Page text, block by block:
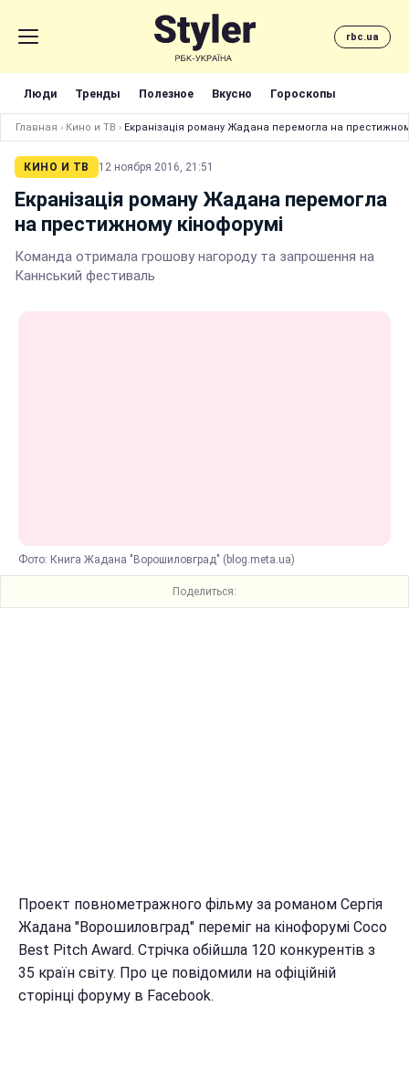
rbc.ua
Люди Тренды Полезное Вкусно Гороскопы
Главная › Кино и ТВ › Екранізація роману Жадана перемогла на
КИНО И ТВ 12 ноября 2016, 21:51
Екранізація роману Жадана перемогла
на престижному кінофорумі
Команда отримала грошову нагороду та запрошення на
Каннський фестиваль
Фото: Книга Жадана "Ворошиловград" (blog.meta.ua)
Поделиться:
Проект повнометражного фільму за романом Сергія
Жадана "Ворошиловград" переміг на кінофорумі Coco
Best Pitch Award. Стрічка обійшла 120 конкурентів з
35 країн світу. Про це повідомили на офіційній
сторінці форуму в Facebook.